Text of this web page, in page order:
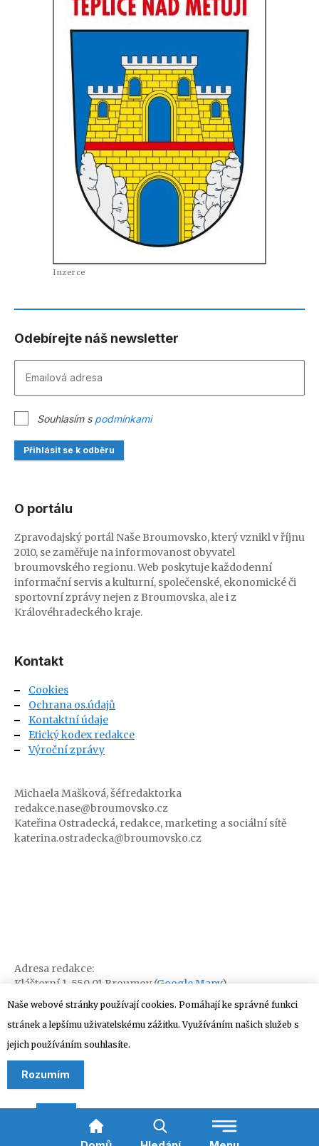
Odebírejte náš newsletter
Souhlasím s podmínkami
Přihlásit se k odběru
O portálu
Zpravodajský portál Naše Broumovsko, který vznikl v říjnu
2010, se zaměřuje na informovanost obyvatel
broumovského regionu. Web poskytuje každodenní
informační servis a kulturní, společenské, ekonomické či
sportovní zprávy nejen z Broumovska, ale i z
Královéhradeckého kraje.
Kontakt
Cookies
Ochrana os.údajů
Kontaktní údaje
Etický kodex redakce
Výroční zprávy
Michaela Mašková, šéfredaktorka
redakce.nase@broumovsko.cz
Kateřina Ostradecká, redakce, marketing a sociální sítě
katerina.ostradecka@broumovsko.cz
Adresa redakce:
Klášterní 1, 550 01 Broumov (Google Mapy)
Naše webové stránky používají cookies. Pomáhají ke správné funkci
stránek a lepšímu uživatelskému zážitku. Využíváním našich služeb s
jejich používáním souhlasíte.
Rozumím